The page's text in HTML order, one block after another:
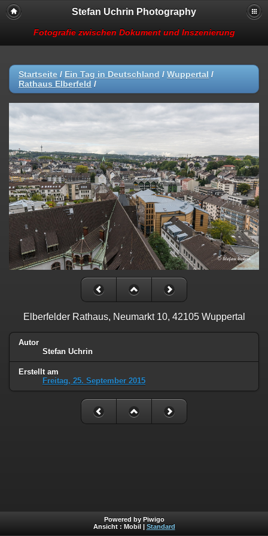
Stefan Uchrin Photography
Fotografie zwischen Dokument und Inszenierung
Startseite / Ein Tag in Deutschland / Wuppertal /
Rathaus Elberfeld /
Elberfelder Rathaus, Neumarkt 10, 42105 Wuppertal
Autor
Stefan Uchrin
Erstellt am
Freitag, 25. September 2015
Powered by Piwigo
Ansicht : Mobil Standard